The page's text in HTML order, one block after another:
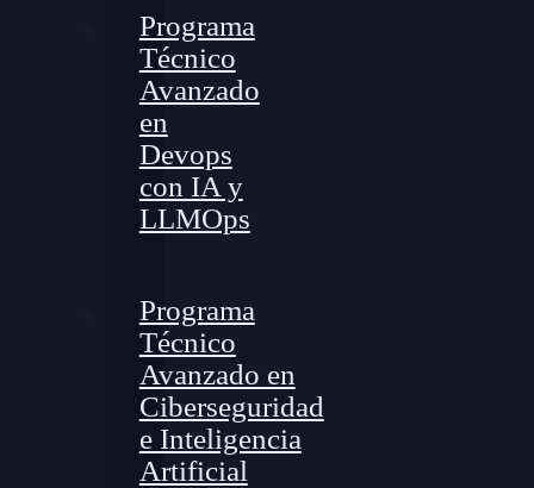
Programa
Técnico
Avanzado
en
Devops
con IA y
LLMOps
Programa
Técnico
Avanzado en
Ciberseguridad
e Inteligencia
Artificial